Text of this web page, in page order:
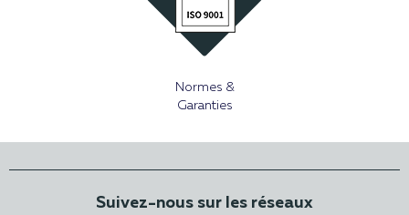
Normes &
Garanties
Suivez-nous sur les réseaux